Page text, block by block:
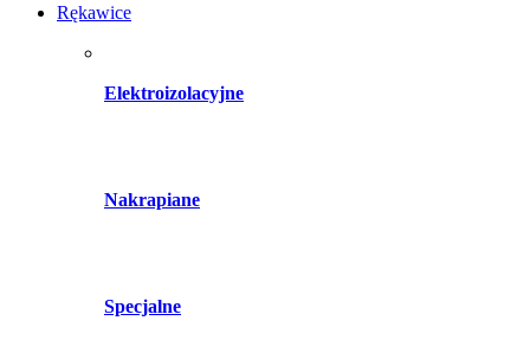
Rękawice
Elektroizolacyjne
Nakrapiane
Specjalne